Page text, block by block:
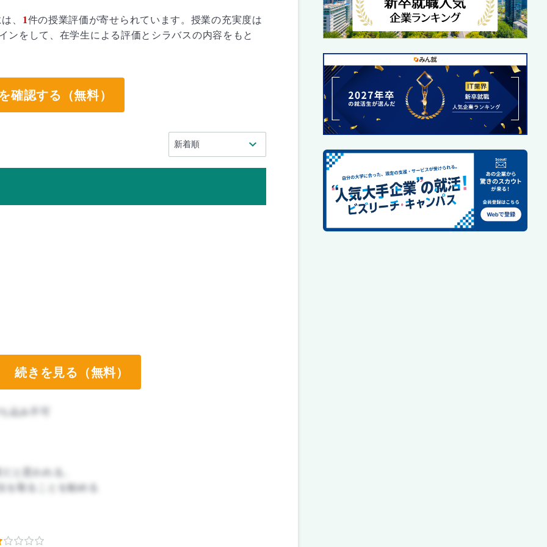
、 1件の授業評価が寄せられています。授業の充実度は
ンをして、在学生による評価とシラバスの内容をもと
確認する（無料）
込み不可
を取ることを勧める
続きを見る（無料）